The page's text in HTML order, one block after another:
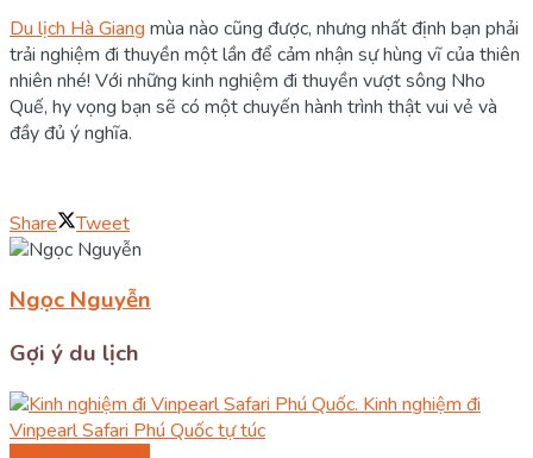
Du lịch Hà Giang mùa nào cũng được, nhưng nhất định bạn phải
trải nghiệm đi thuyền một lần để cảm nhận sự hùng vĩ của thiên
nhiên nhé! Với những kinh nghiệm đi thuyền vượt sông Nho
Quế, hy vọng bạn sẽ có một chuyến hành trình thật vui vẻ và
đầy đủ ý nghĩa.
Share Tweet
Ngọc Nguyễn
Gợi ý du lịch